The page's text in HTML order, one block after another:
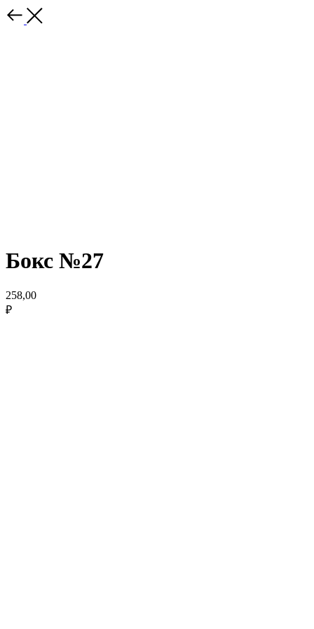
Бокс №27
258,00
₽